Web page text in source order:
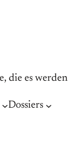
die es
Dossiers